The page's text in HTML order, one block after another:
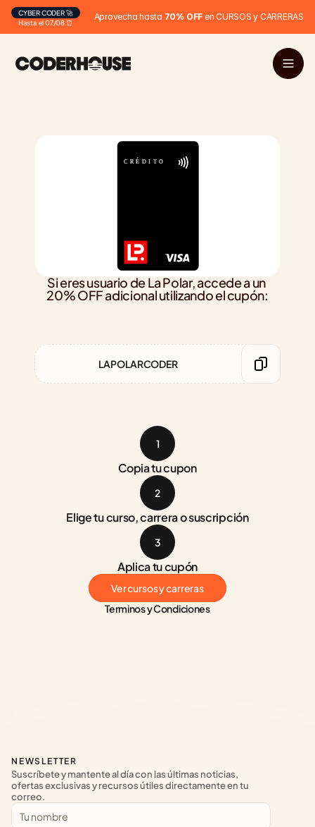
Hasta el 07/08 ⏰
CYBER CODER 🚀 Aprovecha hasta 70% OFF en CURSOS y CARRERAS
Si eres usuario de La Polar, accede a un
20% OFF adicional utilizando el cupón:
LAPOLARCODER
1
Copia tu cupon
2
Elige tu curso, carrera o suscripción
3
Aplica tu cupón
Ver cursos y carreras
Terminos y Condiciones
NEWSLETTER
Suscríbete y mantente al día con las últimas noticias,
ofertas exclusivas y recursos útiles directamente en tu
correo.